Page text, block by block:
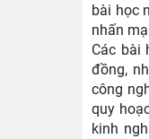
bài học
nhấn
Các bài
đồng,
công
quy
kinh